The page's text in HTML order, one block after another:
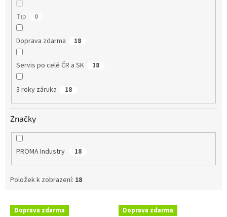
Tip 0
Doprava zdarma 18
Servis po celé ČR a SK 18
3 roky záruka 18
Značky
PROMA Industry 18
Položek k zobrazení: 18
V Doprava zdarma
Doprava zdarma